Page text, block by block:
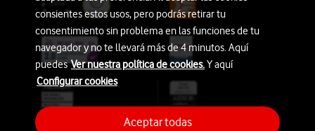
consientes estos usos, pero podrás retirar tu
consentimiento sin problema en las funciones de tu
navegador y no te llevará más de 4 minutos. Aquí
puedesVer nuestra política de cookies.Y aquí
Configurar cookies
Aceptar todas